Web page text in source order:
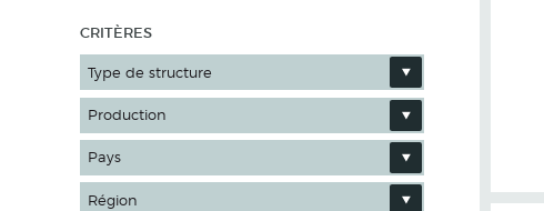
CRITÈRES
Type de structure
Production
Pays
Région